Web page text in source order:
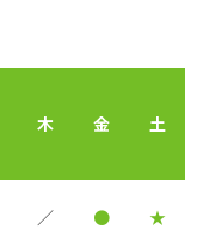
木 金 土
／ ● ★